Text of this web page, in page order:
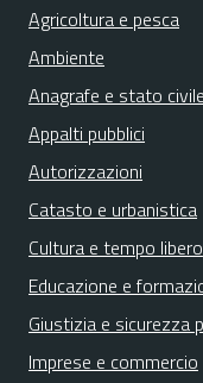
Agricoltura e pesca
Ambiente
Anagrafe e stato civile
Appalti pubblici
Autorizzazioni
Catasto e urbanistica
Cultura e tempo libero
Educazione e
Giustizia e sicurezza
Imprese e commercio